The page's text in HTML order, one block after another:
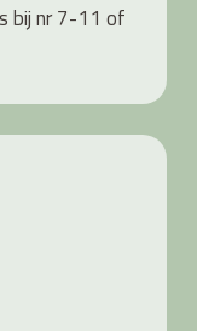
bij nr 7-11 of